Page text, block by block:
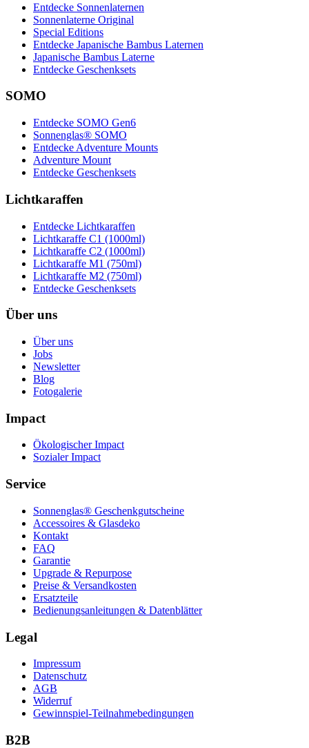
Entdecke Sonnenlaternen
Sonnenlaterne Original
Special Editions
Entdecke Japanische Bambus Laternen
Japanische Bambus Laterne
Entdecke Geschenksets
SOMO
Entdecke SOMO Gen6
Sonnenglas® SOMO
Entdecke Adventure Mounts
Adventure Mount
Entdecke Geschenksets
Lichtkaraffen
Entdecke Lichtkaraffen
Lichtkaraffe C1 (1000ml)
Lichtkaraffe C2 (1000ml)
Lichtkaraffe M1 (750ml)
Lichtkaraffe M2 (750ml)
Entdecke Geschenksets
Über uns
Über uns
Jobs
Newsletter
Blog
Fotogalerie
Impact
Ökologischer Impact
Sozialer Impact
Service
Sonnenglas® Geschenkgutscheine
Accessoires & Glasdeko
Kontakt
FAQ
Garantie
Upgrade & Repurpose
Preise & Versandkosten
Ersatzteile
Bedienungsanleitungen & Datenblätter
Legal
Impressum
Datenschutz
AGB
Widerruf
Gewinnspiel-Teilnahmebedingungen
B2B